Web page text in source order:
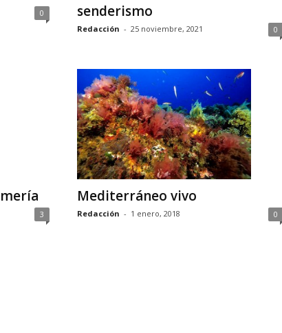
0
senderismo
Redacción - 25 noviembre, 2021 0
3
Mediterráneo vivo
Redacción - 1 enero, 2018 0